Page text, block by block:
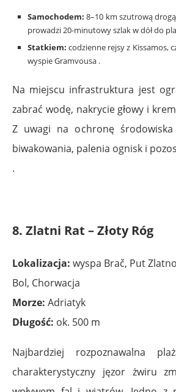
Samochodem: 8–10 km szutrową
prowadzi 20-minutowy szlak w dół do
Statkiem: codzienne rejsy z Kissamos,
wyspie Gramvousa .
Na miejscu infrastruktura jest
zabrać wodę, nakrycie głowy i
Z uwagi na ochronę środowiska
biwakowania, palenia ognisk i
.
8. Zlatni Rat – Złoty Róg
Lokalizacja: wyspa Brač, Put
Bol, Chorwacja
Morze: Adriatyk
Długość: ok. 500 m
Najbardziej rozpoznawalna
charakterystyczny jęzor żwiru